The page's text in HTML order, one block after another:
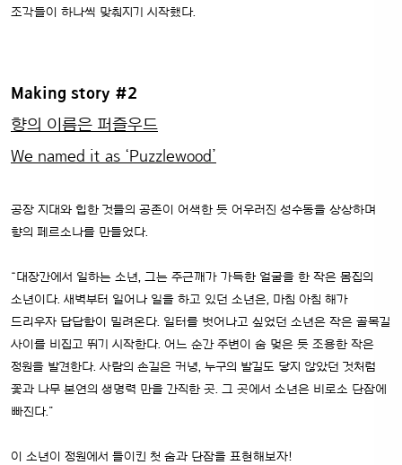
조각들이 하나씩 맞춰지기 시작했다.
Making story #2
향의 이름은 퍼즐우드
We named it as ‘Puzzlewood’
공장 지대와 힙한 것들의 공존이 어색한 듯 어우러진 성수동을 상상하며
향의 페르소나를 만들었다.
“대장간에서 일하는 소년, 그는 주근깨가 가득한 얼굴을 한 작은 몸집의
소년이다. 새벽부터 일어나 일을 하고 있던 소년은, 마침 아침 해가
드리우자 답답함이 밀려온다. 일터를 벗어나고 싶었던 소년은 작은 골목길
사이를 비집고 뛰기 시작한다. 어느 순간 주변이 숨 멎은 듯 조용한 작은
정원을 발견한다. 사람의 손길은 커녕, 누구의 발길도 닿지 않았던 것처럼
꽃과 나무 본연의 생명력 만을 간직한 곳. 그 곳에서 소년은 비로소 단잠에
빠진다.”
이 소년이 정원에서 들이킨 첫 숨과 단잠을 표현해보자!